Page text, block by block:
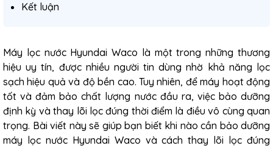
Kết luận
Máy lọc nướcHyundai Waco là một trong những thương
hiệu uy tín, được nhiều người tin dùng nhờ khả năng lọc
sạch hiệu quả và độ bền cao. Tuy nhiên, để máy hoạt động
tốt và đảm bảo chất lượng nước đầu ra, việc bảo dưỡng
định kỳ và thay lõi lọc đúng thời điểm là điều vô cùng quan
trọng. Bài viết này sẽ giúp bạn biết khi nào cần bảo dưỡng
máy lọc nước Hyundai Waco và cách thay lõi lọc đúng